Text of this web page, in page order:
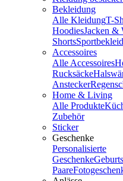
Bekleidung
Alle KleidungT-
HoodiesJacken &
Shorts
Accessoires
Alle Accessoires
Rucksäcke
Anstecker
Home & Living
Alle Produkte
Zubehör
Sticker
Geschenke
Personalisierte
Geschenke
Paare